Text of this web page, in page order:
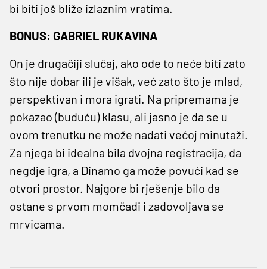
bi biti još bliže izlaznim vratima.
BONUS: GABRIEL RUKAVINA
On je drugačiji slučaj, ako ode to neće biti zato
što nije dobar ili je višak, već zato što je mlad,
perspektivan i mora igrati. Na pripremama je
pokazao (buduću) klasu, ali jasno je da se u
ovom trenutku ne može nadati većoj minutaži.
Za njega bi idealna bila dvojna registracija, da
negdje igra, a Dinamo ga može povući kad se
otvori prostor. Najgore bi rješenje bilo da
ostane s prvom momčadi i zadovoljava se
mrvicama.